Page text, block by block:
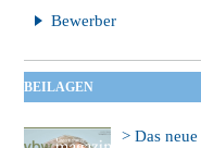
Bewerber
BEILAGEN
> Das